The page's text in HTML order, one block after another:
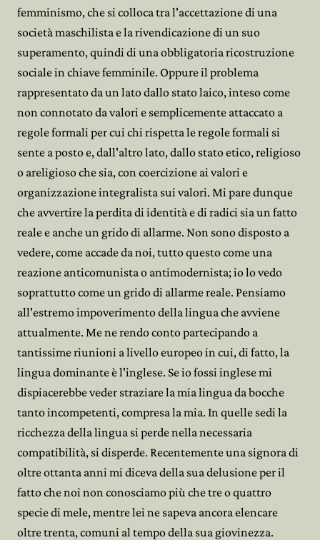
femminismo, che si colloca tra l'accettazione di una
società maschilista e la rivendicazione di un suo
superamento, quindi di una obbligatoria ricostruzione
sociale in chiave femminile. Oppure il problema
rappresentato da un lato dallo stato laico, inteso come
non connotato da valori e semplicemente attaccato a
regole formali per cui chi rispetta le regole formali si
sente a posto e, dall'altro lato, dallo stato etico, religioso
o areligioso che sia, con coercizione ai valori e
organizzazione integralista sui valori. Mi pare dunque
che avvertire la perdita di identità e di radici sia un fatto
reale e anche un grido di allarme. Non sono disposto a
vedere, come accade da noi, tutto questo come una
reazione anticomunista o antimodernista; io lo vedo
soprattutto come un grido di allarme reale. Pensiamo
all'estremo impoverimento della lingua che avviene
attualmente. Me ne rendo conto partecipando a
tantissime riunioni a livello europeo in cui, di fatto, la
lingua dominante è l'inglese. Se io fossi inglese mi
dispiacerebbe veder straziare la mia lingua da bocche
tanto incompetenti, compresa la mia. In quelle sedi la
ricchezza della lingua si perde nella necessaria
compatibilità, si disperde. Recentemente una signora di
oltre ottanta anni mi diceva della sua delusione per il
fatto che noi non conosciamo più che tre o quattro
specie di mele, mentre lei ne sapeva ancora elencare
oltre trenta, comuni al tempo della sua giovinezza.